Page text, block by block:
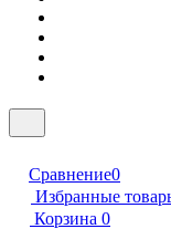
Сравнение0
Избранные
Корзина 0